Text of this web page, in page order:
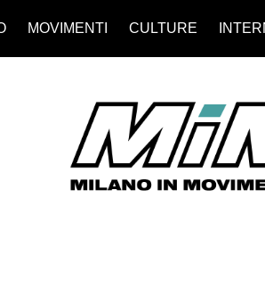
MOVIMENTI CULTURE